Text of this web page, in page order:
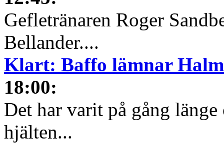
Gefletränaren Roger
Bellander....
Klart: Baffo lämnar
18:00:
Det har varit på gång
hjälten...